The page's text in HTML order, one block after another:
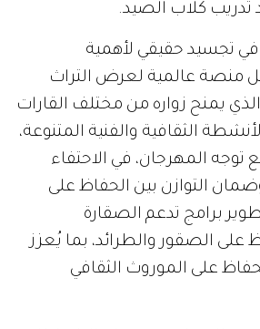
تدريب كلاب الصيد.
في تجسيد حقيقي لأهمية
منصة عالمية لعرض التراث
الذي يمنح زواره من مختلف القارات
الثقافية والفنية المتنوعة،
توجه المهرجان، في الاحتفاء
التوازن بين الحفاظ على
برامج تدعم الصقارة
على الصقور والطرائد، بما يُعزز
على الموروث الثقافي